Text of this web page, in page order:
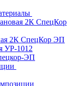
2К СпецКор
2К СпецКор ЭП
УР-1012
ЭП